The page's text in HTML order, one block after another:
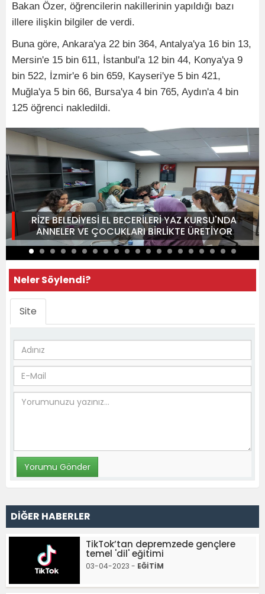
Bakan Özer, öğrencilerin nakillerinin yapıldığı bazı
illere ilişkin bilgiler de verdi.
Buna göre, Ankara'ya 22 bin 364, Antalya'ya 16 bin 13,
Mersin'e 15 bin 611, İstanbul'a 12 bin 44, Konya'ya 9
bin 522, İzmir'e 6 bin 659, Kayseri'ye 5 bin 421,
Muğla'ya 5 bin 66, Bursa'ya 4 bin 765, Aydın'a 4 bin
125 öğrenci nakledildi.
RİZE BELEDİYESİ EL BECERİLERİ YAZ KURSU'NDA
ANNELER VE ÇOCUKLARI BİRLİKTE ÜRETİYOR
Neler Söylendi?
Site
DİĞER HABERLER
TikTok’tan depremzede gençlere
temel 'dil' eğitimi
03-04-2023 - EĞİTİM